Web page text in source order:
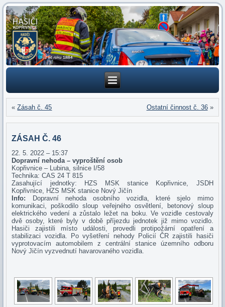
«Zásah č. 45 Ostatní činnost č. 36»
ZÁSAH Č. 46
22. 5. 2022 – 15:37
Dopravní nehoda – vyproštění osob
Kopřivnice – Lubina, silnice I/58
Technika: CAS 24 T 815
Zasahující jednotky: HZS MSK stanice Kopřivnice, JSDH
Kopřivnice, HZS MSK stanice Nový Jičín
Info: Dopravní nehoda osobního vozidla, které sjelo mimo
komunikaci, poškodilo sloup veřejného osvětlení, betonový sloup
elektrického vedení a zůstalo ležet na boku. Ve vozidle cestovaly
dvě osoby, které byly v době příjezdu jednotek již mimo vozidlo.
Hasiči zajistili místo události, provedli protipožární opatření a
stabilizaci vozidla. Po vyšetření nehody Policií ČR zajistili hasiči
vyprotovacím automobilem z centrální stanice územního odboru
Nový Jičín vyzvednutí havarovaného vozidla.